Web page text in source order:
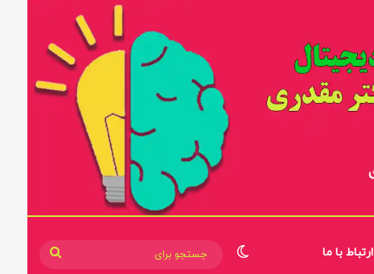
ارتباط با ما تغییر پوسته
جستجو